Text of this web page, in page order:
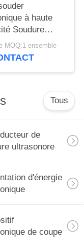
à haute
Soudure
du verre
de la
MOQ:1 ensemble
Tous
de
ultrasonore
d'énergie
de coupe